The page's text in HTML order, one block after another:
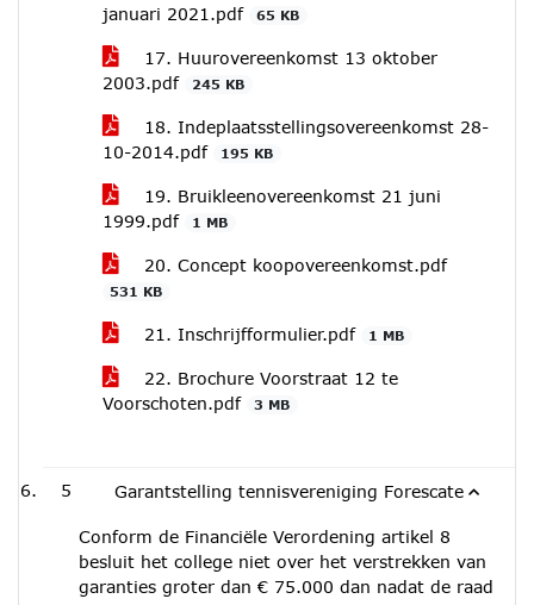
januari 2021.pdf
65 KB
17. Huurovereenkomst 13 oktober
2003.pdf
245 KB
18. Indeplaatsstellingsovereenkomst 28-
10-2014.pdf
195 KB
19. Bruikleenovereenkomst 21 juni
1999.pdf
1 MB
20. Concept koopovereenkomst.pdf
531 KB
21. Inschrijfformulier.pdf 1 MB
22. Brochure Voorstraat 12 te
Voorschoten.pdf
3 MB
5 Garantstelling tennisvereniging Forescate
Conform de Financiële Verordening artikel 8
besluit het college niet over het verstrekken van
garanties groter dan € 75.000 dan nadat de raad